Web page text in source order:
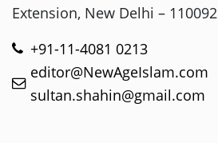
Extension, New Delhi – 110092
+91-11-4081 0213
editor@NewAgeIslam.com
sultan.shahin@gmail.com